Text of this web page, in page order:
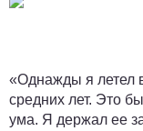
«Однажды я летел
средних лет. Это
ума. Я держал ее